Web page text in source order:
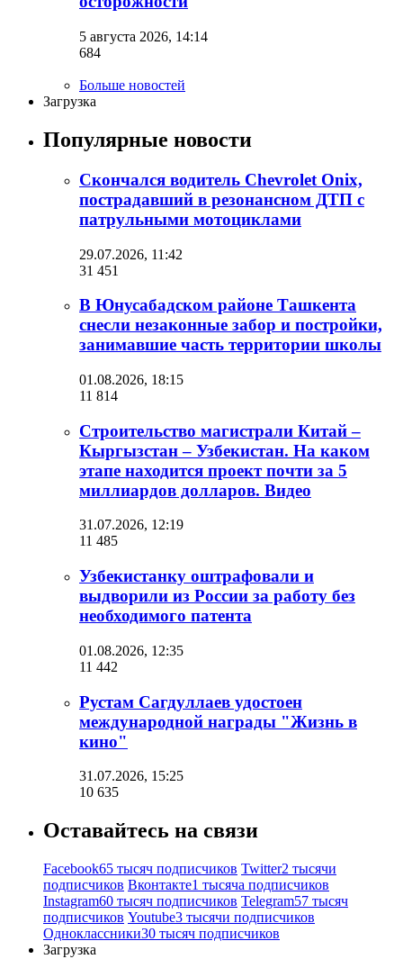
5 августа 2026, 14:14
684
Больше новостей
Загрузка
Популярные новости
Скончался водитель Chevrolet Onix,
пострадавший в резонансном ДТП с
патрульными мотоциклами
29.07.2026, 11:42
31 451
В Юнусабадском районе Ташкента
снесли незаконные забор и постройки,
занимавшие часть территории школы
01.08.2026, 18:15
11 814
Строительство магистрали Китай –
Кыргызстан – Узбекистан. На каком
этапе находится проект почти за 5
миллиардов долларов. Видео
31.07.2026, 12:19
11 485
Узбекистанку оштрафовали и
выдворили из России за работу без
необходимого патента
01.08.2026, 12:35
11 442
Рустам Сагдуллаев удостоен
международной награды "Жизнь в
кино"
31.07.2026, 15:25
10 635
Оставайтесь на связи
Facebook65 тысяч подписчиков Twitter2 тысячи
подписчиков Вконтакте1 тысяча подписчиков
Instagram60 тысяч подписчиков Telegram57 тысяч
подписчиков Youtube3 тысячи подписчиков
Одноклассники30 тысяч подписчиков
Загрузка